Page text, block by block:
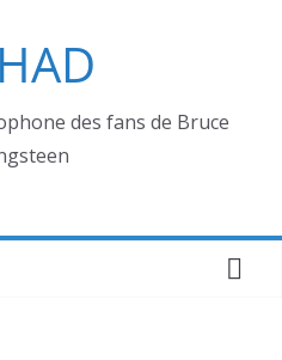
des fans de Bruce